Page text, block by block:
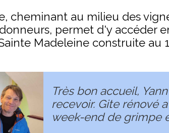
cheminant au milieu des
permet d'y accéder
Madeleine construite au
Très bon accueil,
recevoir. Gite rénové
week-end de grimpe